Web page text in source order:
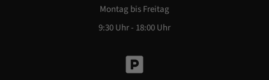
Montag bis Freitag
9:30 Uhr - 18:00 Uhr